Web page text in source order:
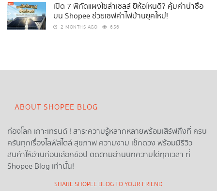
เปิด 7 พิกัดแผงโซล่าเซลล์ ยี่ห้อไหนดี? คุ้มค่าน่าซื้อ
บน Shopee ช่วยเซฟค่าไฟบ้านยุคใหม่!
2 MONTHS AGO 656
ABOUT SHOPEE BLOG
ท่องโลก เกาะเทรนด์ ! สาระความรู้หลากหลายพร้อมเสิร์ฟถึงที่ ครบ
ครันทุกเรื่องไลฟ์สไตล์ สุขภาพ ความงาม เช็กดวง พร้อมมีรีวิว
สินค้าให้อ่านก่อนเลือกช้อป ติดตามอ่านบทความได้ทุกเวลา ที่
Shopee Blog เท่านั้น!
SHARE SHOPEE BLOG TO YOUR FRIEND